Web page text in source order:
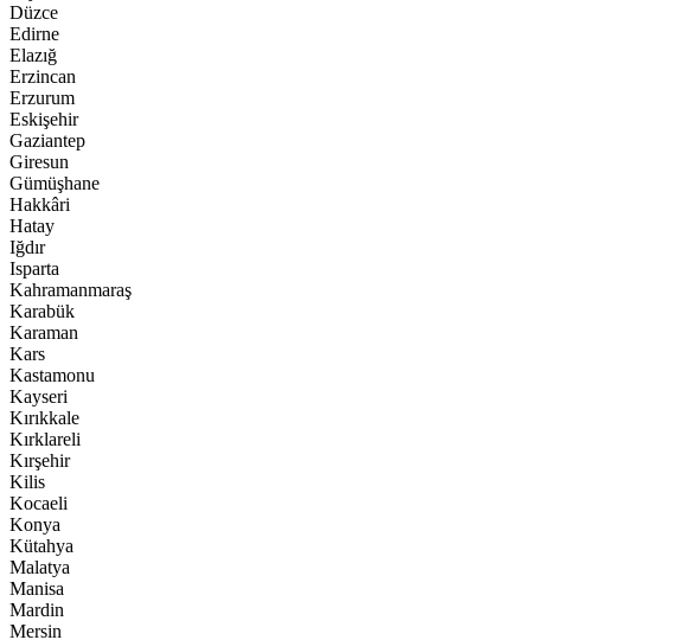
Düzce
Edirne
Elazığ
Erzincan
Erzurum
Eskişehir
Gaziantep
Giresun
Gümüşhane
Hakkâri
Hatay
Iğdır
Isparta
Kahramanmaraş
Karabük
Karaman
Kars
Kastamonu
Kayseri
Kırıkkale
Kırklareli
Kırşehir
Kilis
Kocaeli
Konya
Kütahya
Malatya
Manisa
Mardin
Mersin